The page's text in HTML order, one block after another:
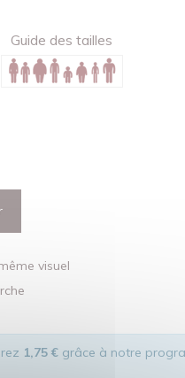
Guide des tailles
visuel
1,75 €grâce à notre